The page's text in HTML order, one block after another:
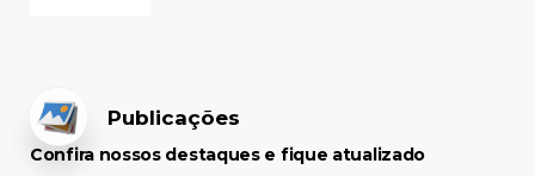
Publicações
Confira nossos destaques e fique atualizado